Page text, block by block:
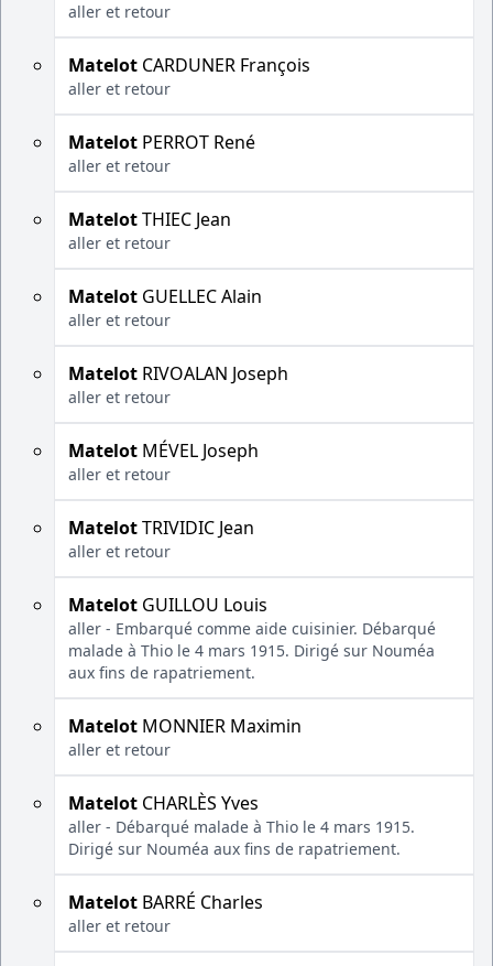
aller et retour
Matelot CARDUNER François
aller et retour
Matelot PERROT René
aller et retour
MatelotTHIEC Jean
aller et retour
Matelot GUELLEC Alain
aller et retour
Matelot RIVOALAN Joseph
aller et retour
Matelot MÉVEL Joseph
aller et retour
MatelotTRIVIDIC Jean
aller et retour
Matelot GUILLOU Louis
aller - Embarqué comme aide cuisinier. Débarqué
malade à Thio le 4 mars 1915. Dirigé sur Nouméa
aux fins de rapatriement.
Matelot MONNIER Maximin
aller et retour
Matelot CHARLÈS Yves
aller - Débarqué malade à Thio le 4 mars 1915.
Dirigé sur Nouméa aux fins de rapatriement.
Matelot BARRÉ Charles
aller et retour